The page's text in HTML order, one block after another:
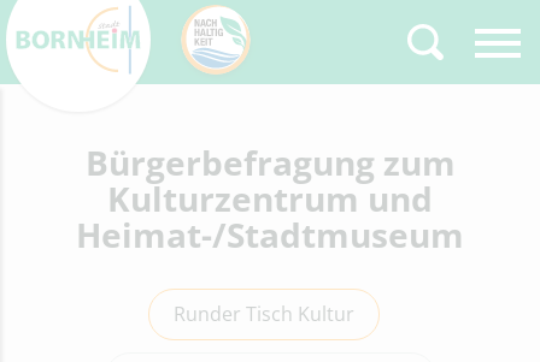
Zurück
Type 2 or more
characters for results.
Bürgerbefragung zum
Kulturzentrum und
Heimat-/Stadtmuseum
Runder Tisch Kultur